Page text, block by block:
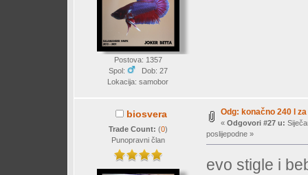
Postova: 1357
Spol:
Dob: 27
Lokacija: samobor
biosvera
Trade Count: (0)
Punopravni član
Odg: konačno 240 l
« Odgovori #27 u:
poslijepodne »
evo stigle i